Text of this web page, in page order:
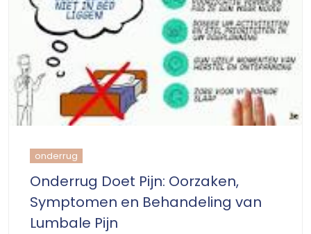
onderrug
Onderrug Doet Pijn: Oorzaken,
Symptomen en Behandeling van
Lumbale Pijn